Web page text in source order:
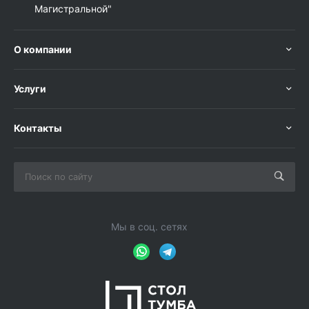
Магистральной"
О компании
Услуги
Контакты
Мы в соц. сетях